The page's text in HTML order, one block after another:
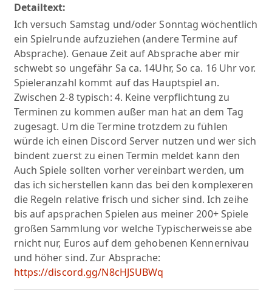
Detailtext:
Ich versuch Samstag und/oder Sonntag wöchentlich
ein Spielrunde aufzuziehen (andere Termine auf
Absprache). Genaue Zeit auf Absprache aber mir
schwebt so ungefähr Sa ca. 14Uhr, So ca. 16 Uhr vor.
Spieleranzahl kommt auf das Hauptspiel an.
Zwischen 2-8 typisch: 4. Keine verpflichtung zu
Terminen zu kommen außer man hat an dem Tag
zugesagt. Um die Termine trotzdem zu fühlen
würde ich einen Discord Server nutzen und wer sich
bindent zuerst zu einen Termin meldet kann den
Auch Spiele sollten vorher vereinbart werden, um
das ich sicherstellen kann das bei den komplexeren
die Regeln relative frisch und sicher sind. Ich zeihe
bis auf apsprachen Spielen aus meiner 200+ Spiele
großen Sammlung vor welche Typischerweisse abe
rnicht nur, Euros auf dem gehobenen Kennernivau
und höher sind. Zur Absprache:
https://discord.gg/N8cHJSUBWq